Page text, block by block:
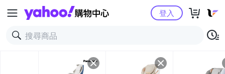
Yahoo購物中心登入